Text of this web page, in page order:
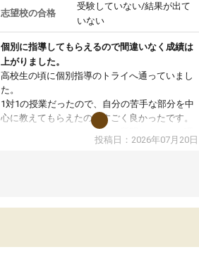
志望校の合格
受験していない/結果が出て
いない
個別に指導してもらえるので間違いなく成績は
上がりました。
高校生の頃に個別指導のトライへ通っていまし
た。
1対1の授業だったので、自分の苦手な部分を中
心に教えてもらえたのがすごく良かったです。
わからないところもその場で質問しやすく、理
解できるまで丁寧に説明してもらえたので、勉
な人には特におすすめできる塾だと思います。
投稿日：2026年07月20日